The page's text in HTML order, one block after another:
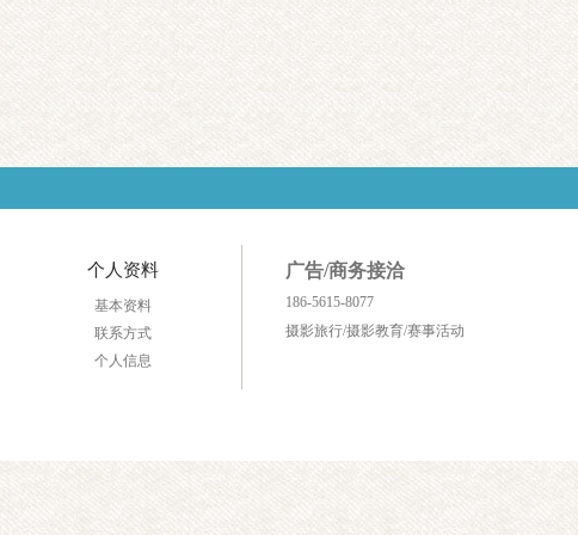
个人资料
基本资料
联系方式
个人信息
广告/商务接洽
186-5615-8077
摄影旅行/摄影教育/赛事活动